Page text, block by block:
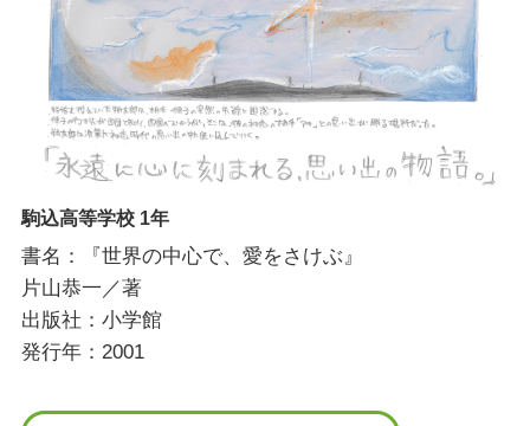
駒込高等学校 1年
書名：『世界の中心で、愛をさけぶ』
片山恭一／著
出版社：小学館
発行年：2001